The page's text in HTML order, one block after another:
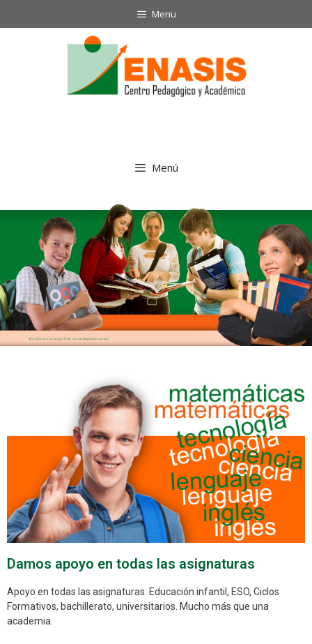
Menu
Menú
El cerebro no es un vaso por llenar, sino una lámpara por encender
Damos apoyo en todas las asignaturas
Apoyo en todas las asignaturas: Educación infantil, ESO, Ciclos
Formativos, bachillerato, universitarios. Mucho más que una
academia.